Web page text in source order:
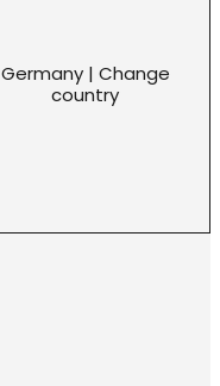
Germany | Change
country